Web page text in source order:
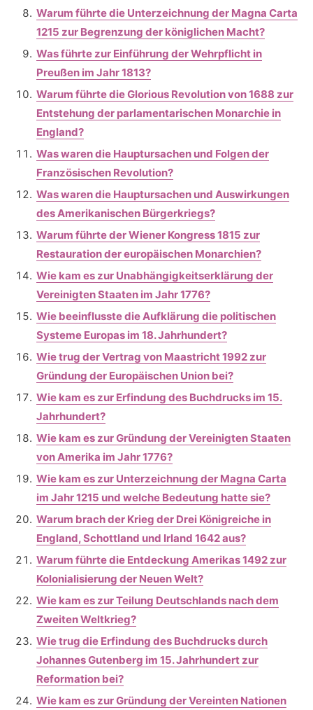
Warum führte die Unterzeichnung der Magna Carta
1215 zur Begrenzung der königlichen Macht?
Was führte zur Einführung der Wehrpflicht in
Preußen im Jahr 1813?
Warum führte die Glorious Revolution von 1688 zur
Entstehung der parlamentarischen Monarchie in
England?
Was waren die Hauptursachen und Folgen der
Französischen Revolution?
Was waren die Hauptursachen und Auswirkungen
des Amerikanischen Bürgerkriegs?
Warum führte der Wiener Kongress 1815 zur
Restauration der europäischen Monarchien?
Wie kam es zur Unabhängigkeitserklärung der
Vereinigten Staaten im Jahr 1776?
Wie beeinflusste die Aufklärung die politischen
Systeme Europas im 18. Jahrhundert?
Wie trug der Vertrag von Maastricht 1992 zur
Gründung der Europäischen Union bei?
Wie kam es zur Erfindung des Buchdrucks im 15.
Jahrhundert?
Wie kam es zur Gründung der Vereinigten Staaten
von Amerika im Jahr 1776?
Wie kam es zur Unterzeichnung der Magna Carta
im Jahr 1215 und welche Bedeutung hatte sie?
Warum brach der Krieg der Drei Königreiche in
England, Schottland und Irland 1642 aus?
Warum führte die Entdeckung Amerikas 1492 zur
Kolonialisierung der Neuen Welt?
Wie kam es zur Teilung Deutschlands nach dem
Zweiten Weltkrieg?
Wie trug die Erfindung des Buchdrucks durch
Johannes Gutenberg im 15. Jahrhundert zur
Reformation bei?
Wie kam es zur Gründung der Vereinten Nationen